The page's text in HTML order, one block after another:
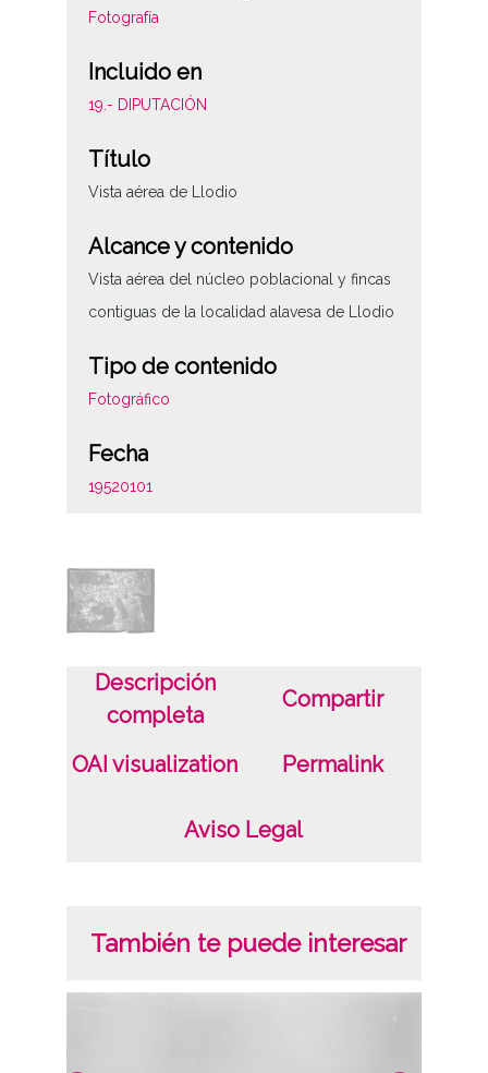
Fotografía
Incluido en
19.- DIPUTACIÓN
Título
Vista aérea de Llodio
Alcance y contenido
Vista aérea del núcleo poblacional y fincas
contiguas de la localidad alavesa de Llodio
Tipo de contenido
Fotográfico
Fecha
19520101
Lugar
Laudio / Llodio
Licencia de las imágenes
CC BY-NC-SA 4.0
Descripción
completa
Compartir
OAI visualization Permalink
Aviso Legal
También te puede interesar